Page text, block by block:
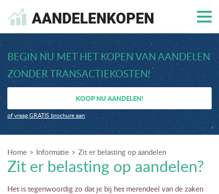
BEGIN NU MET HET KOPEN VAN AANDELEN
ZONDER TRANSACTIEKOSTEN!
KOOP NU AANDELEN!
of vraag GRATIS brochure aan
Home Informatie Zit er belasting op aandelen
Zit er belasting op aandelen?
Het is tegenwoordig zo dat je bij het merendeel van de zaken